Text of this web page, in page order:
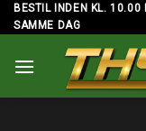
Skip
to
BESTIL INDEN KL. 10.00
SAMME DAG